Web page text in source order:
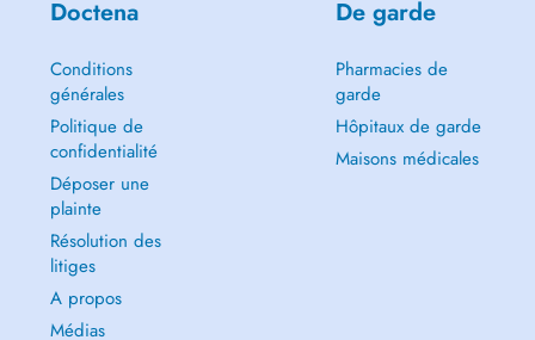
Doctena
Conditions
générales
Politique de
confidentialité
Déposer une
plainte
Résolution des
litiges
A propos
Médias
De garde
Pharmacies de
garde
Hôpitaux de garde
Maisons médicales